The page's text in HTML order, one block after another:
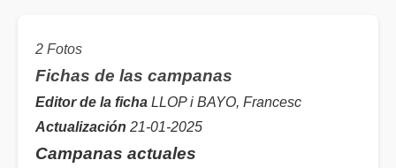
2 Fotos
Fichas de las campanas
Editor de la ficha LLOP i BAYO, Francesc
Actualización 21-01-2025
Campanas actuales